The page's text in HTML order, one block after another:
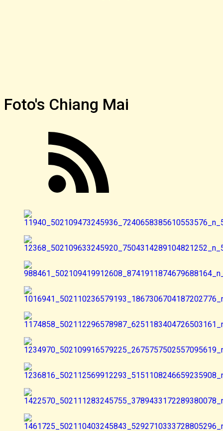
Foto's Chiang Mai